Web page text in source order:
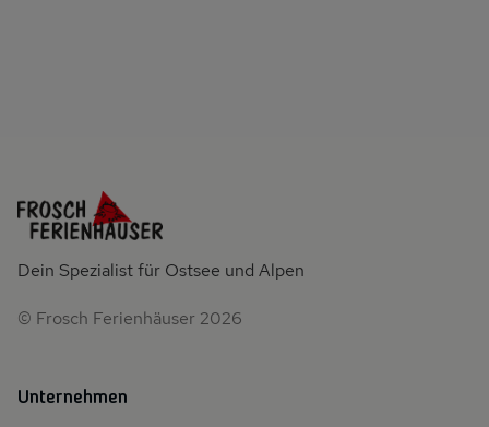
Dein Spezialist für Ostsee und Alpen
© Frosch Ferienhäuser 2026
Unternehmen